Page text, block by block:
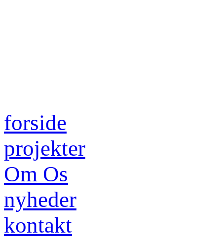
forside
projekter
Om Os
nyheder
kontakt